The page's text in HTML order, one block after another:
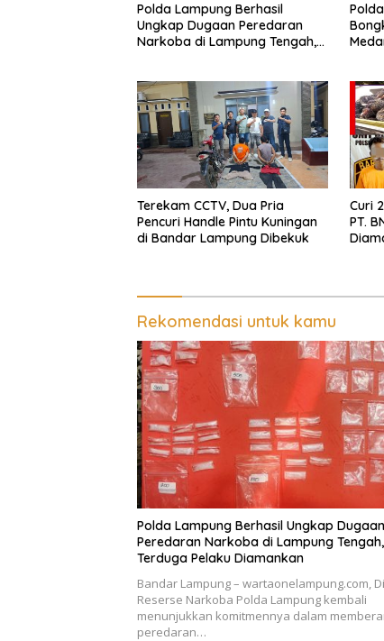
Polda Lampung Berhasil
Ungkap Dugaan Peredaran
Narkoba di Lampung Tengah,
Terekam CCTV, Dua Pria
Pencuri Handle Pintu Kuningan
di Bandar Lampung Dibekuk
Curi
PT.
Rekomendasi untuk kamu
Polda Lampung Berhasil Ungkap Dugaan
Peredaran Narkoba di Lampung
Terduga Pelaku Diamankan
Bandar Lampung – wartaonelampung.com,
Reserse Narkoba Polda Lampung kembali
menunjukkan komitmennya dalam
peredaran…